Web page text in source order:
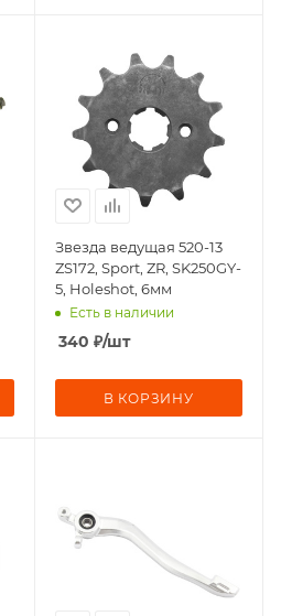
Звезда ведущая 520-13
ZS172, Sport, ZR, SK250GY-
5, Holeshot, 6мм
Есть в наличии
340 ₽/шт
В КОРЗИНУ